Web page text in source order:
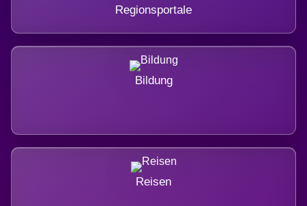
Regionsportale
Bildung
Reisen